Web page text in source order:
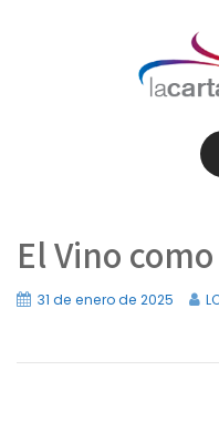
El Vino
31 de enero de 2025